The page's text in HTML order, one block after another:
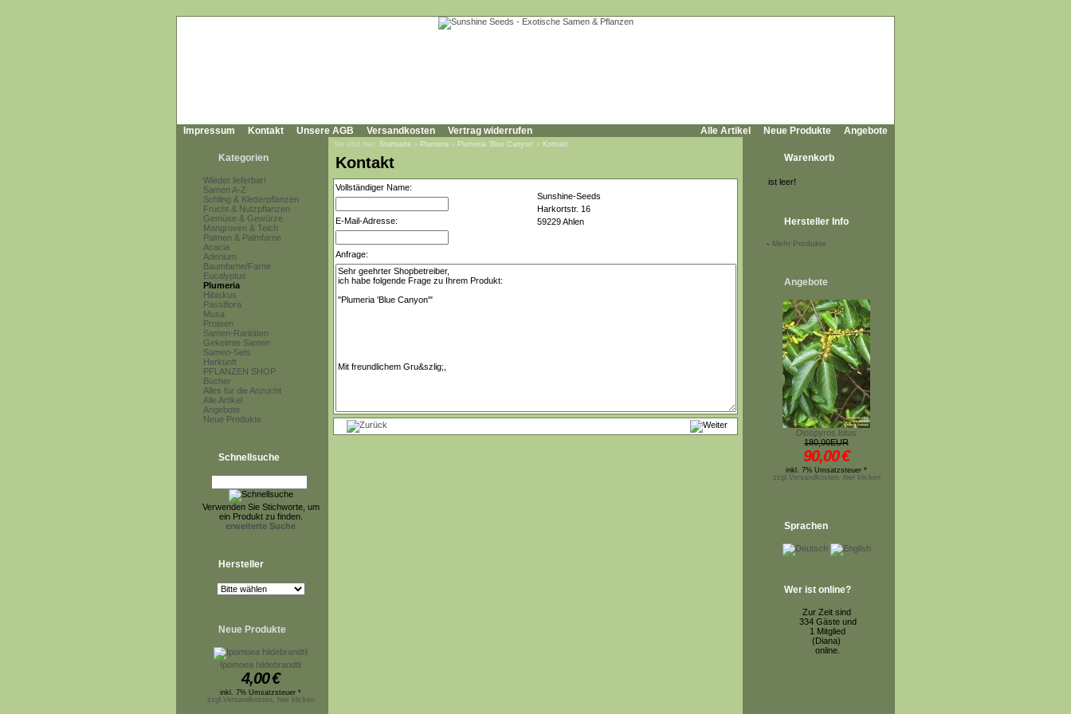
Impressum Kontakt Unsere AGB Versandkosten Vertrag widerrufen Alle Artikel Neue Produkte Angebote
Kategorien
Wieder lieferbar!
Samen A-Z
Schling & Kletterpflanzen
Frucht & Nutzpflanzen
Gemüse & Gewürze
Mangroven & Teich
Palmen & Palmfarne
Acacia
Adenium
Baumfarne/Farne
Eucalyptus
Plumeria
Hibiskus
Passiflora
Musa
Proteen
Samen-Raritäten
Gekeimte Samen
Samen-Sets
Herkunft
PFLANZEN SHOP
Bücher
Alles für die Anzucht
Alle Artikel
Angebote
Neue Produkte
Schnellsuche
Verwenden Sie Stichworte, um
ein Produkt zu finden.
erweiterte Suche
Hersteller
Neue Produkte
Ipomoea hildebrandtii
4,00€
inkl. 7% Umsatzsteuer *
zzgl.Versandkosten, hier klicken
Sie sind hier: Startseite » Plumeria » Plumeria 'Blue Canyon' » Kontakt
Kontakt
Vollständiger Name:
Sunshine-Seeds
Harkortstr. 16
59229 Ahlen
E-Mail-Adresse:
Anfrage:
Warenkorb
ist leer!
Hersteller Info
- Mehr Produkte
Angebote
Diospyros lotus
180,00EUR
90,00€
inkl. 7% Umsatzsteuer *
zzgl.Versandkosten, hier klicken
Sprachen
Wer ist online?
Zur Zeit sind
334 Gäste und
1 Mitglied
(Diana)
online.